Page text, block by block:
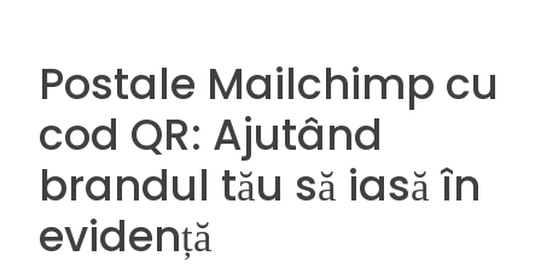
Postale Mailchimp cu
cod QR: Ajutând
brandul tău să iasă în
evidență